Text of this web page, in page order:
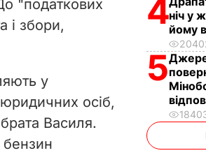
"податкових
і збори,
у
осіб,
Василя.
бензин
4ніч у
йому
5